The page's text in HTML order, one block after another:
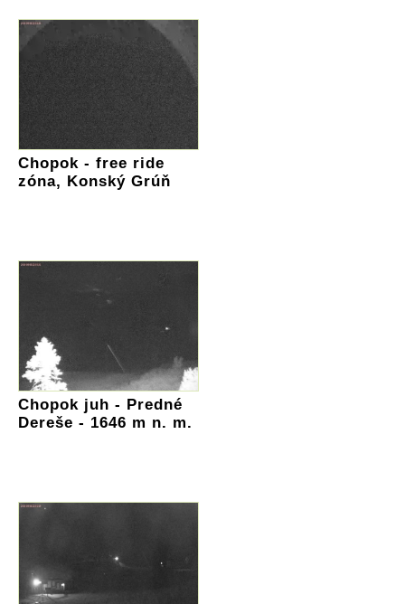
Chopok - free ride
zóna, Konský Grúň
Chopok juh - Predné
Dereše - 1646 m n. m.